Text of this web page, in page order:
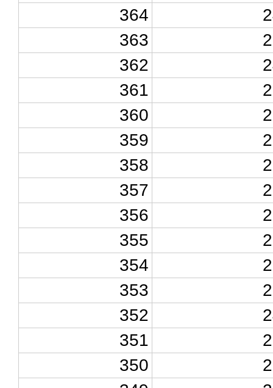
364
363
362
361
360
359
358
357
356
355
354
353
352
351
350